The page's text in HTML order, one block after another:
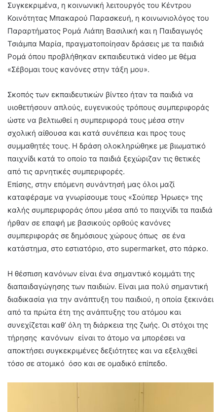
Συγκεκριμένα, η κοινωνική λειτουργός του Κέντρου
Κοινότητας Μπακαρού Παρασκευή, η κοινωνιολόγος του
Παραρτήματος Ρομά Λιάπη Βασιλική και η Παιδαγωγός
Τσιάμπα Μαρία, πραγματοποίησαν δράσεις με τα παιδιά
Ρομά όπου προβλήθηκαν εκπαιδευτικά video με θέμα
«Σέβομαι τους κανόνες στην τάξη μου».
Σκοπός των εκπαιδευτικών βίντεο ήταν τα παιδιά να
υιοθετήσουν απλούς, ευγενικούς τρόπους συμπεριφοράς
ώστε να βελτιωθεί η συμπεριφορά τους μέσα στην
σχολική αίθουσα και κατά συνέπεια και προς τους
συμμαθητές τους. Η δράση ολοκληρώθηκε με βιωματικό
παιχνίδι κατά το οποίο τα παιδιά ξεχώριζαν τις θετικές
από τις αρνητικές συμπεριφορές.
Επίσης, στην επόμενη συνάντησή μας όλοι μαζί
καταφέραμε να γνωρίσουμε τους «Σούπερ Ήρωες» της
καλής συμπεριφοράς όπου μέσα από το παιχνίδι τα παιδιά
ήρθαν σε επαφή με βασικούς ορθούς κανόνες
συμπεριφοράς σε δημόσιους χώρους όπως σε ένα
κατάστημα, στο εστιατόριο, στο supermarket, στo πάρκο.
Η θέσπιση κανόνων είναι ένα σημαντικό κομμάτι της
διαπαιδαγώγησης των παιδιών. Είναι μια πολύ σημαντική
διαδικασία για την ανάπτυξη του παιδιού, η οποία ξεκινάει
από τα πρώτα έτη της ανάπτυξης του ατόμου και
συνεχίζεται καθ’ όλη τη διάρκεια της ζωής. Οι στόχοι της
τήρησης κανόνων είναι το άτομο να μπορέσει να
αποκτήσει συγκεκριμένες δεξιότητες και να εξελιχθεί
τόσο σε ατομικό όσο και σε ομαδικό επίπεδο.